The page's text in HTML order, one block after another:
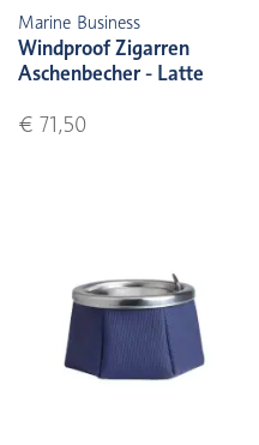
Marine Business
Windproof Zigarren
Aschenbecher - Latte
€ 71,50